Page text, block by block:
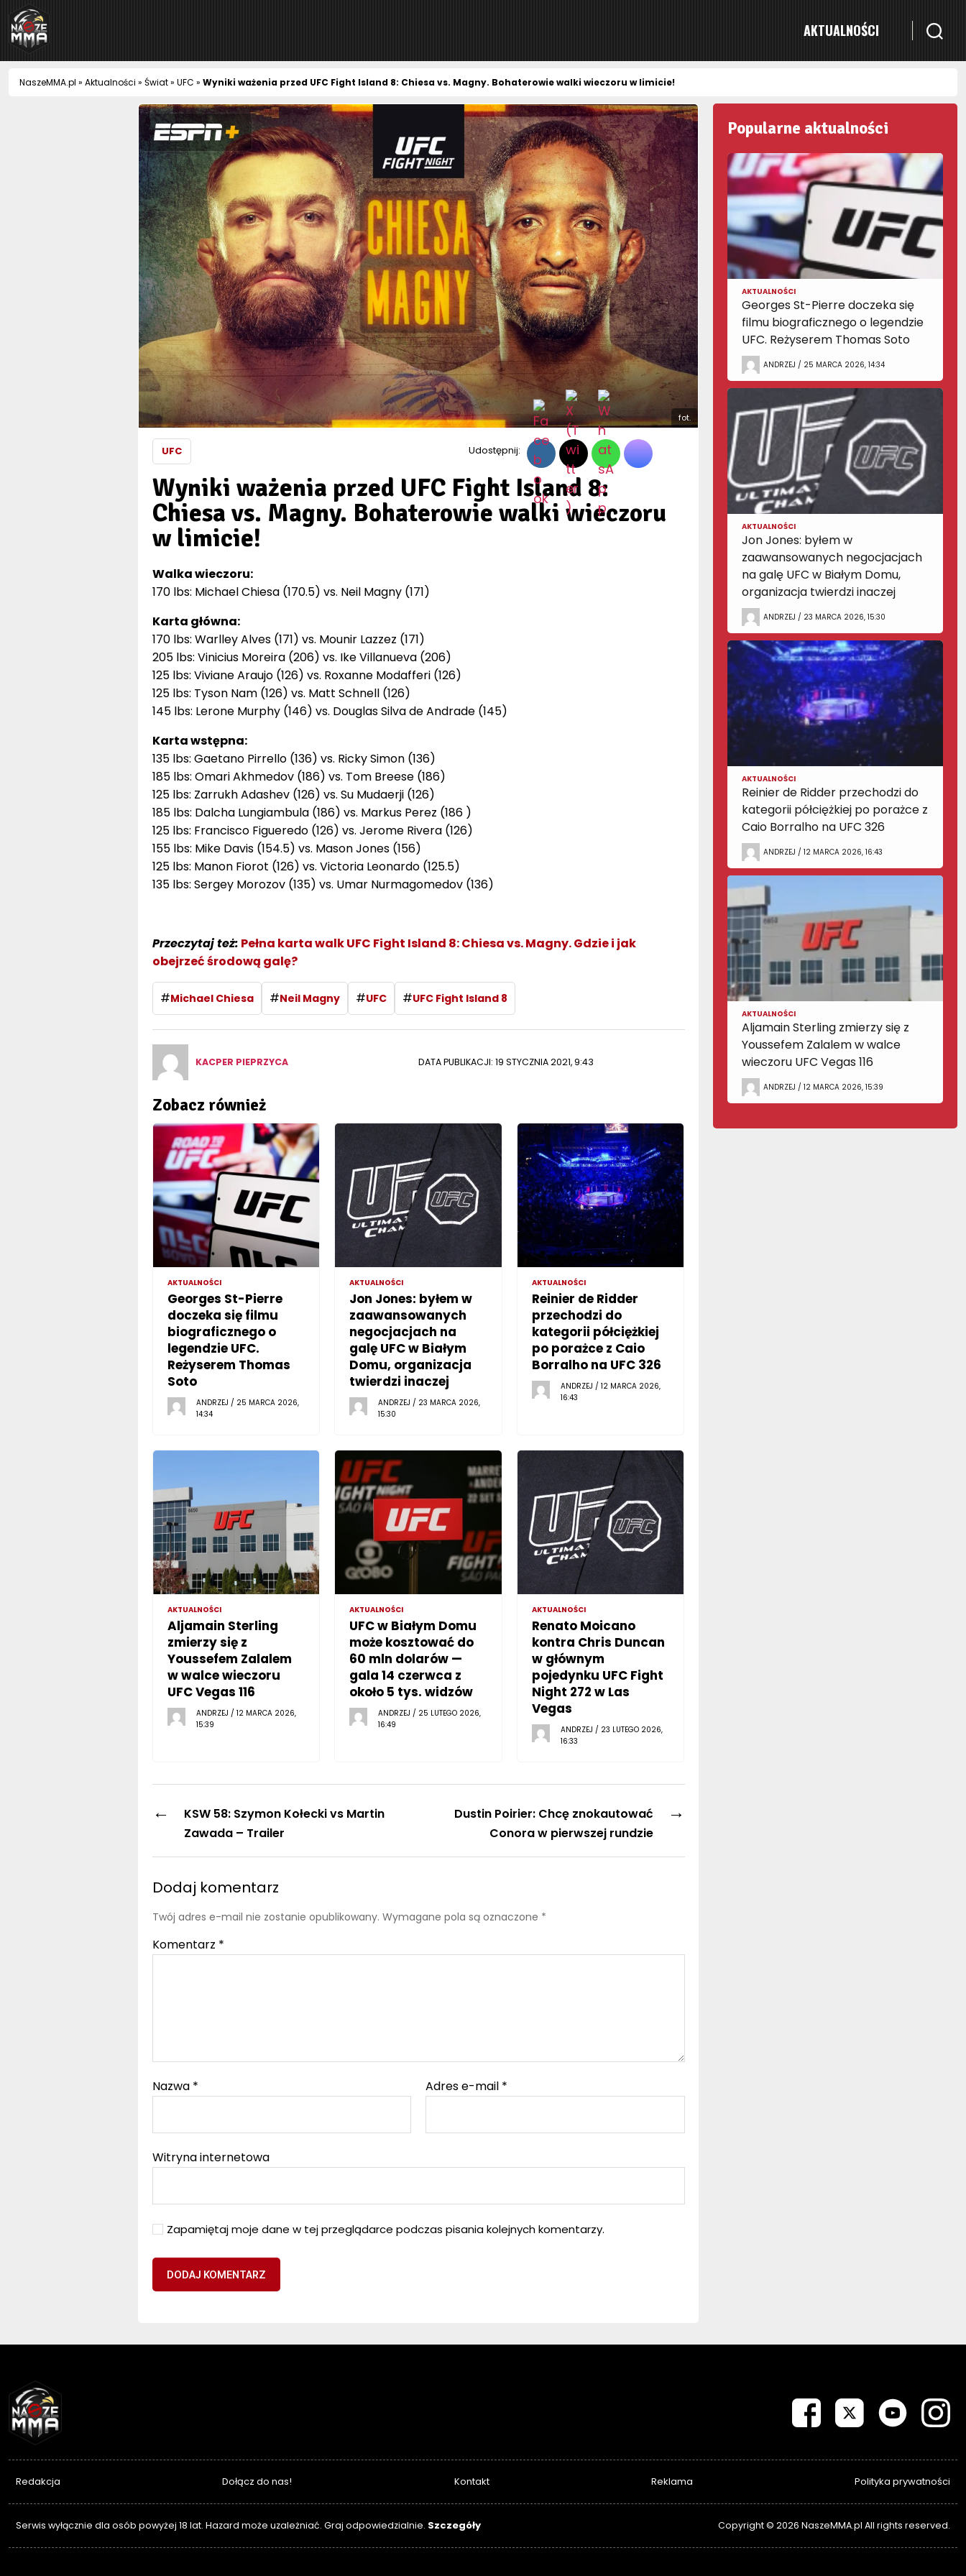
NaszeMMA
AKTUALNOŚCI
NaszeMMA.pl » Aktualności » Świat» UFC » Wyniki ważenia przed UFC Fight Island 8: Chiesa vs. Magny. Bohaterowie walki wieczoru w limicie!
fot.
UFC Udostępnij:
Wyniki ważenia przed UFC Fight Island 8:
Chiesa vs. Magny. Bohaterowie walki wieczoru
w limicie!
Walka wieczoru:
170 lbs: Michael Chiesa (170.5) vs. Neil Magny (171)
Karta główna:
170 lbs: Warlley Alves (171) vs. Mounir Lazzez (171)
205 lbs: Vinicius Moreira (206) vs. Ike Villanueva (206)
125 lbs: Viviane Araujo (126) vs. Roxanne Modafferi (126)
125 lbs: Tyson Nam (126) vs. Matt Schnell (126)
145 lbs: Lerone Murphy (146) vs. Douglas Silva de Andrade (145)
Karta wstępna:
135 lbs: Gaetano Pirrello (136) vs. Ricky Simon (136)
185 lbs: Omari Akhmedov (186) vs. Tom Breese (186)
125 lbs: Zarrukh Adashev (126) vs. Su Mudaerji (126)
185 lbs: Dalcha Lungiambula (186) vs. Markus Perez (186 )
125 lbs: Francisco Figueredo (126) vs. Jerome Rivera (126)
155 lbs: Mike Davis (154.5) vs. Mason Jones (156)
125 lbs: Manon Fiorot (126) vs. Victoria Leonardo (125.5)
135 lbs: Sergey Morozov (135) vs. Umar Nurmagomedov (136)
Przeczytaj też: Pełna karta walk UFC Fight Island 8: Chiesa vs. Magny. Gdzie i jak
obejrzeć środową galę?
#Michael Chiesa #Neil Magny #UFC #UFC Fight Island 8
KACPER PIEPRZYCA DATA PUBLIKACJI: 19 STYCZNIA 2021, 9:43
Zobacz również
AKTUALNOŚCI
Georges St-Pierre
doczeka się filmu
biograficznego o
legendzie UFC.
Reżyserem Thomas
Soto
ANDRZEJ / 25 MARCA 2026,
14:34
AKTUALNOŚCI
Jon Jones: byłem w
zaawansowanych
negocjacjach na
galę UFC w Białym
Domu, organizacja
twierdzi inaczej
ANDRZEJ / 23 MARCA 2026,
15:30
AKTUALNOŚCI
Reinier de Ridder
przechodzi do
kategorii półciężkiej
po porażce z Caio
Borralho na UFC 326
ANDRZEJ / 12 MARCA 2026,
16:43
AKTUALNOŚCI
Aljamain Sterling
zmierzy się z
Youssefem Zalalem
w walce wieczoru
UFC Vegas 116
ANDRZEJ / 12 MARCA 2026,
15:39
AKTUALNOŚCI
UFC w Białym Domu
może kosztować do
60 mln dolarów —
gala 14 czerwca z
około 5 tys. widzów
ANDRZEJ / 25 LUTEGO 2026,
16:49
AKTUALNOŚCI
Renato Moicano
kontra Chris Duncan
w głównym
pojedynku UFC Fight
Night 272 w Las
Vegas
ANDRZEJ / 23 LUTEGO 2026,
16:33
←
KSW 58: Szymon Kołecki vs Martin
Zawada – Trailer
→
Dustin Poirier: Chcę znokautować
Conora w pierwszej rundzie
Dodaj komentarz
Twój adres e-mail nie zostanie opublikowany. Wymagane pola są oznaczone *
Komentarz *
Nazwa * Adres e-mail *
Witryna internetowa
Zapamiętaj moje dane w tej przeglądarce podczas pisania kolejnych komentarzy.
Popularne aktualności
AKTUALNOŚCI
Georges St-Pierre doczeka się
filmu biograficznego o legendzie
UFC. Reżyserem Thomas Soto
ANDRZEJ / 25 MARCA 2026, 14:34
AKTUALNOŚCI
Jon Jones: byłem w
zaawansowanych negocjacjach
na galę UFC w Białym Domu,
organizacja twierdzi inaczej
ANDRZEJ / 23 MARCA 2026, 15:30
AKTUALNOŚCI
Reinier de Ridder przechodzi do
kategorii półciężkiej po porażce z
Caio Borralho na UFC 326
ANDRZEJ / 12 MARCA 2026, 16:43
AKTUALNOŚCI
Aljamain Sterling zmierzy się z
Youssefem Zalalem w walce
wieczoru UFC Vegas 116
ANDRZEJ / 12 MARCA 2026, 15:39
Redakcja Dołącz do nas! Kontakt Reklama Polityka prywatności
Serwis wyłącznie dla osób powyżej 18 lat. Hazard może uzależniać. Graj odpowiedzialnie. Szczegóły Copyright © 2026 NaszeMMA.pl All rights reserved.